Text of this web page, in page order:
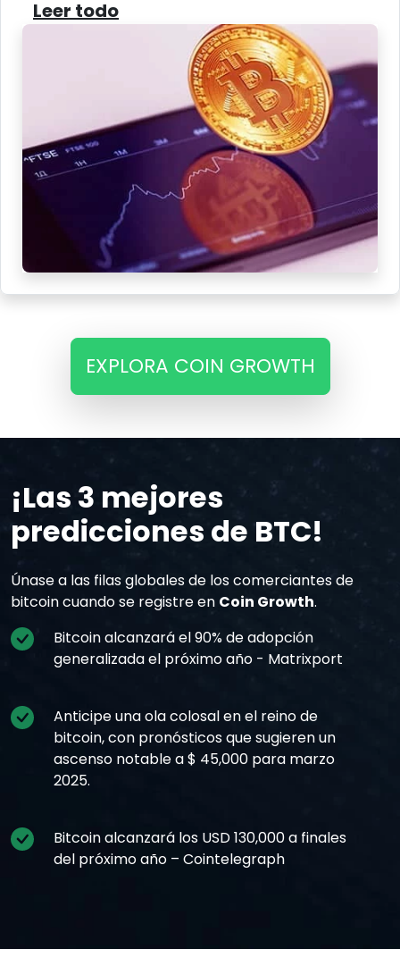
Leer todo
EXPLORA COIN GROWTH
¡Las 3 mejores
predicciones de BTC!
Únase a las filas globales de los comerciantes de
bitcoin cuando se registre en Coin Growth.
Bitcoin alcanzará el 90% de adopción
generalizada el próximo año - Matrixport
Anticipe una ola colosal en el reino de
bitcoin, con pronósticos que sugieren un
ascenso notable a $ 45,000 para marzo
2025.
Bitcoin alcanzará los USD 130,000 a finales
del próximo año – Cointelegraph